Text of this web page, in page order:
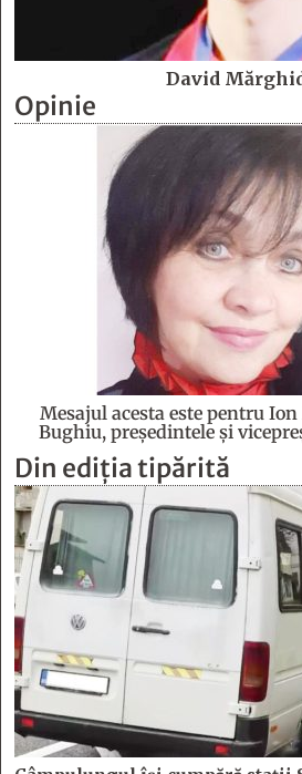
David
Opinie
Mesajul acesta este pentru
Bughiu, preşedintele şi
Din ediția tipărită